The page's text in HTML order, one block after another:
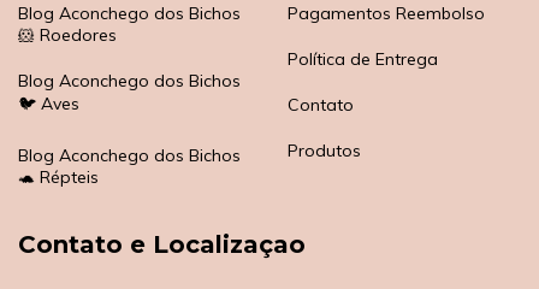
Blog Aconchego dos Bichos
🐹 Roedores
Blog Aconchego dos Bichos
🐦 Aves
Blog Aconchego dos Bichos
🐢 Répteis
Pagamentos Reembolso
Política de Entrega
Contato
Produtos
Contato e Localizaçao